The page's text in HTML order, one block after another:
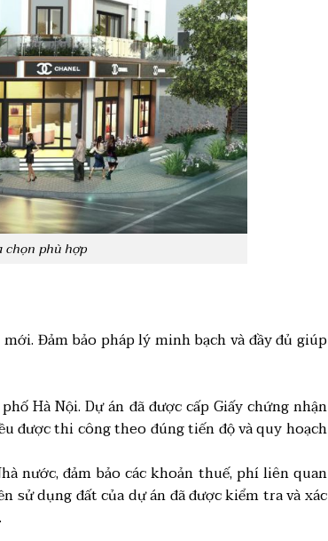
chọn phù hợp
Đảm bảo pháp lý minh bạch và đầy đủ giúp
Hà Nội. Dự án đã được cấp Giấy chứng nhận
được thi công theo đúng tiến độ và quy hoạch
nước, đảm bảo các khoản thuế, phí liên quan
sử dụng đất của dự án đã được kiểm tra và xác